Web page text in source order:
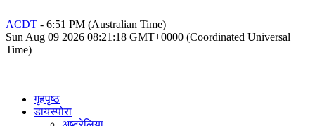
ACDT - 6:51 PM (Australian Time)
Sun Aug 09 2026 08:21:18 GMT+0000 (Coordinated Universal
Time)
गृहपृष्ठ
डायस्पोरा